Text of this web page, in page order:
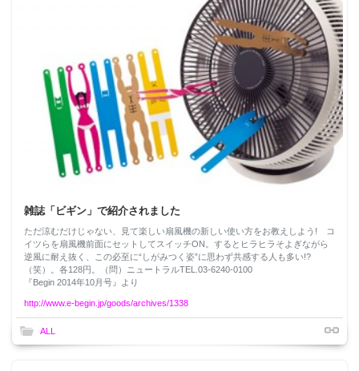
雑誌「ビギン」で紹介されました
ただ涼むだけじゃない、見て楽しい扇風機の新しい使い方をお教えしよう! コ
イツらを扇風機前面にセットしてスイッチON。するとヒラヒラそよぎながら
逆風に耐え抜く、この必至に“しがみつく姿”に思わず共感する人も多い!?
（笑）。各128円。（問）ニュートラルTEL.03-6240-0100
『Begin 2014年10月号』より
http://www.e-begin.jp/goods/archives/1338
ALL